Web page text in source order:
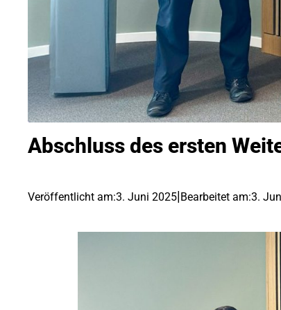
Abschluss des ersten
Veröffentlicht am:3. Juni 2025 Bearbeitet am:3.